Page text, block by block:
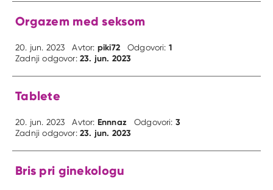
Orgazem med seksom
20. jun. 2023 Avtor: piki72 Odgovori: 1
Zadnji odgovor:23. jun. 2023
Tablete
20. jun. 2023 Avtor: Ennnaz Odgovori: 3
Zadnji odgovor:23. jun. 2023
Bris pri ginekologu